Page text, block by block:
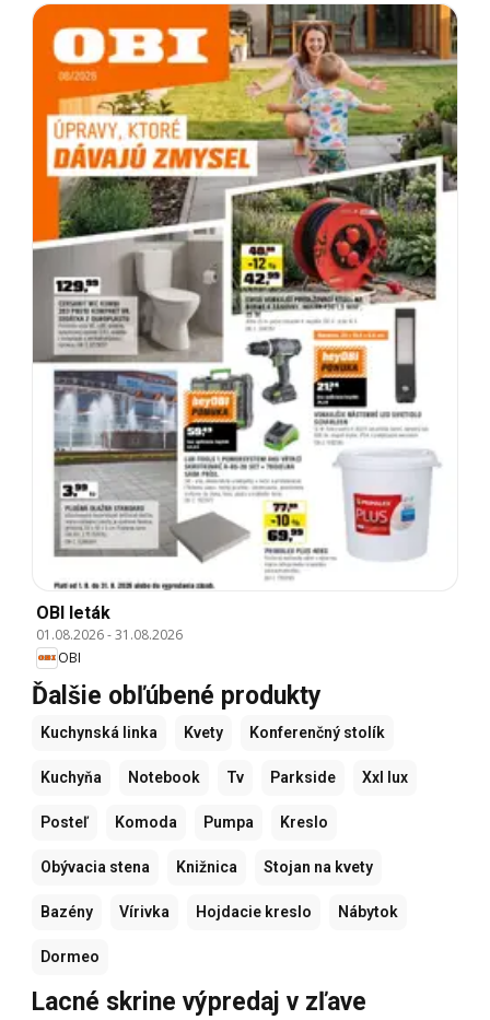
OBI leták
01.08.2026-31.08.2026
OBI
Ďalšie obľúbené produkty
Kuchynská linka Kvety Konferenčný stolík
Kuchyňa Notebook Tv Parkside Xxl lux
Posteľ Komoda Pumpa Kreslo
Obývacia stena Knižnica Stojan na kvety
Bazény Vírivka Hojdacie kreslo Nábytok
Dormeo
Lacné skrine výpredaj v zľave